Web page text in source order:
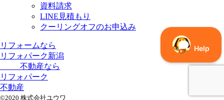
資料請求
LINE見積もり
クーリングオフのお申込み
リフォームなら
リフォパーク新潟
不動産なら
リフォパーク
不動産
©2020 株式会社ユウワ